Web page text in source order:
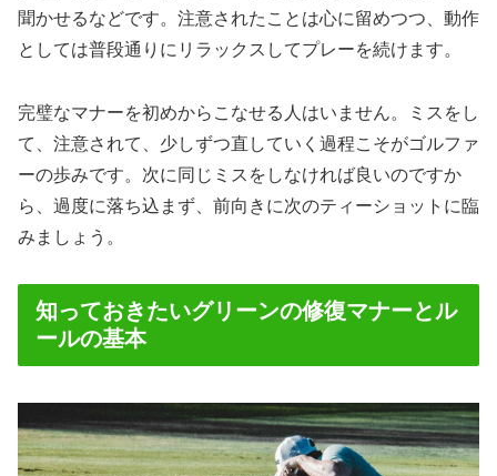
聞かせるなどです。注意されたことは心に留めつつ、動作
としては普段通りにリラックスしてプレーを続けます。
完璧なマナーを初めからこなせる人はいません。ミスをし
て、注意されて、少しずつ直していく過程こそがゴルファ
ーの歩みです。次に同じミスをしなければ良いのですか
ら、過度に落ち込まず、前向きに次のティーショットに臨
みましょう。
知っておきたいグリーンの修復マナーとル
ールの基本